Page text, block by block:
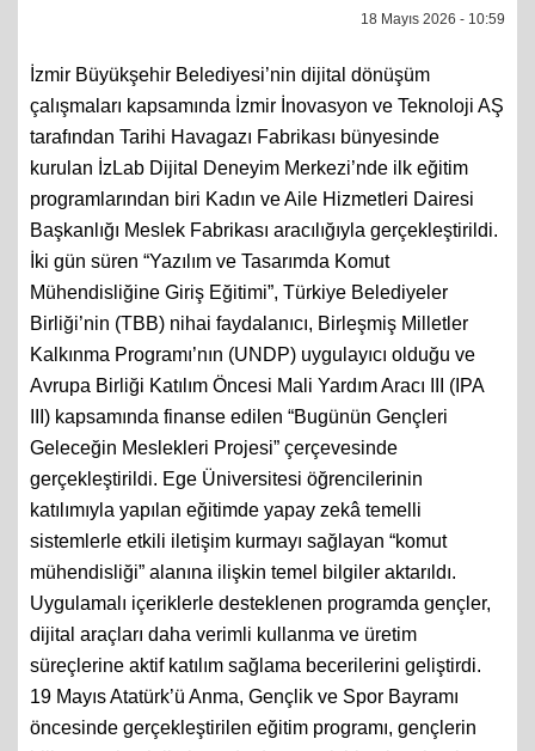
18 Mayıs 2026 - 10:59
İzmir Büyükşehir Belediyesi’nin dijital dönüşüm
çalışmaları kapsamında İzmir İnovasyon ve Teknoloji AŞ
tarafından Tarihi Havagazı Fabrikası bünyesinde
kurulan İzLab Dijital Deneyim Merkezi’nde ilk eğitim
programlarından biri Kadın ve Aile Hizmetleri Dairesi
Başkanlığı Meslek Fabrikası aracılığıyla gerçekleştirildi.
İki gün süren “Yazılım ve Tasarımda Komut
Mühendisliğine Giriş Eğitimi”, Türkiye Belediyeler
Birliği’nin (TBB) nihai faydalanıcı, Birleşmiş Milletler
Kalkınma Programı’nın (UNDP) uygulayıcı olduğu ve
Avrupa Birliği Katılım Öncesi Mali Yardım Aracı III (IPA
III) kapsamında finanse edilen “Bugünün Gençleri
Geleceğin Meslekleri Projesi” çerçevesinde
gerçekleştirildi. Ege Üniversitesi öğrencilerinin
katılımıyla yapılan eğitimde yapay zekâ temelli
sistemlerle etkili iletişim kurmayı sağlayan “komut
mühendisliği” alanına ilişkin temel bilgiler aktarıldı.
Uygulamalı içeriklerle desteklenen programda gençler,
dijital araçları daha verimli kullanma ve üretim
süreçlerine aktif katılım sağlama becerilerini geliştirdi.
19 Mayıs Atatürk’ü Anma, Gençlik ve Spor Bayramı
öncesinde gerçekleştirilen eğitim programı, gençlerin